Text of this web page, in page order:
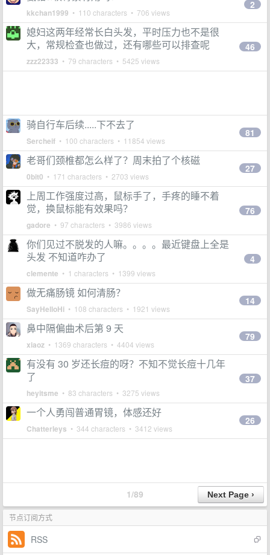
kkchan1999 • 110 characters • 706 views
2
媳妇这两年经常长白头发，平时压力也不是很
大，常规检查也做过，还有哪些可以排查呢
zzz22333 • 79 characters • 5425 views
46
骑自行车后续.....下不去了
Sercheif • 100 characters • 11854 views
81
老哥们颈椎都怎么样了？周末拍了个核磁
0bit0 • 171 characters • 2703 views
27
上周工作强度过高，鼠标手了，手疼的睡不着
觉，换鼠标能有效果吗？
gadore • 97 characters • 3986 views
76
你们见过不脱发的人嘛。。。。最近键盘上全是
头发 不知道咋办了
clemente • 1 characters • 1399 views
4
做无痛肠镜 如何清肠？
SayHelloHi • 108 characters • 1921 views
14
鼻中隔偏曲术后第 9 天
xiaoz • 1369 characters • 4404 views
79
有没有 30 岁还长痘的呀？不知不觉长痘十几年
了
heyitsme • 83 characters • 3275 views
37
一个人勇闯普通胃镜，体感还好
Chatterleys • 344 characters • 3412 views
26
1/89
节点订阅方式
RSS